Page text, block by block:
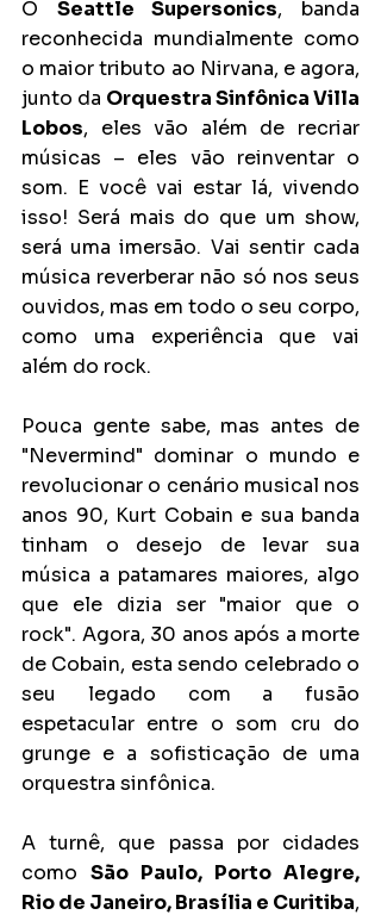
O Seattle Supersonics, banda
reconhecida mundialmente como
o maior tributo ao Nirvana, e agora,
junto da Orquestra Sinfônica Villa
Lobos, eles vão além de recriar
músicas – eles vão reinventar o
som. E você vai estar lá, vivendo
isso! Será mais do que um show,
será uma imersão. Vai sentir cada
música reverberar não só nos seus
ouvidos, mas em todo o seu corpo,
como uma experiência que vai
além do rock.
Pouca gente sabe, mas antes de
"Nevermind" dominar o mundo e
revolucionar o cenário musical nos
anos 90, Kurt Cobain e sua banda
tinham o desejo de levar sua
música a patamares maiores, algo
que ele dizia ser "maior que o
rock". Agora, 30 anos após a morte
de Cobain, esta sendo celebrado o
seu legado com a fusão
espetacular entre o som cru do
grunge e a sofisticação de uma
orquestra sinfônica.
A turnê, que passa por cidades
como São Paulo, Porto Alegre,
Rio de Janeiro, Brasília e Curitiba,